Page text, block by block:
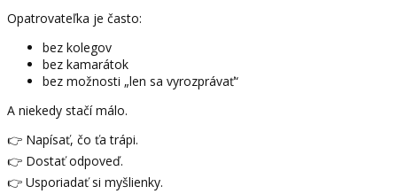
Opatrovateľka je často:
bez kolegov
bez kamarátok
bez možnosti „len sa vyrozprávať“
A niekedy stačí málo.
👉 Napísať, čo ťa trápi.
👉 Dostať odpoveď.
👉 Usporiadať si myšlienky.